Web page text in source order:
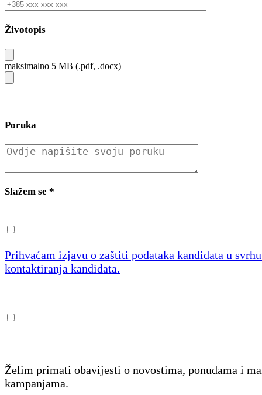
Životopis
maksimalno 5 MB (.pdf, .docx)
Poruka
Slažem se *
Prihvaćam izjavu o zaštiti podataka kandidata u
kontaktiranja kandidata.
Želim primati obavijesti o novostima, ponudama i
kampanjama.